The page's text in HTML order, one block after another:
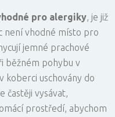
pro alergiky, je již
není vhodné místo pro
jemné prachové
běžném pohybu v
koberci uschovány do
častěji vysávat,
prostředí, abychom